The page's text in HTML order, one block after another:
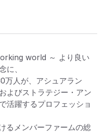
world ～ より良い
に、
万人が、アシュアラン
よびストラテジー・アン
活躍するプロフェッショ
るメンバーファームの総